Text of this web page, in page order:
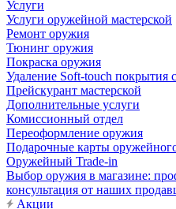
Услуги
Услуги оружейной мастерской
Ремонт оружия
Тюнинг оружия
Покраска оружия
Удаление Soft-touch покрытия
Прейскурант мастерской
Дополнительные услуги
Комиссионный отдел
Переоформление оружия
Подарочные карты
Оружейный Trade-in
Выбор оружия в магазине:
консультация от наших
Акции